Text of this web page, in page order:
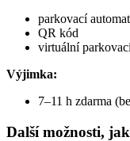
parkovací automat
QR kód
virtuální
Výjimka:
7–11 h zdarma
Další možnosti,